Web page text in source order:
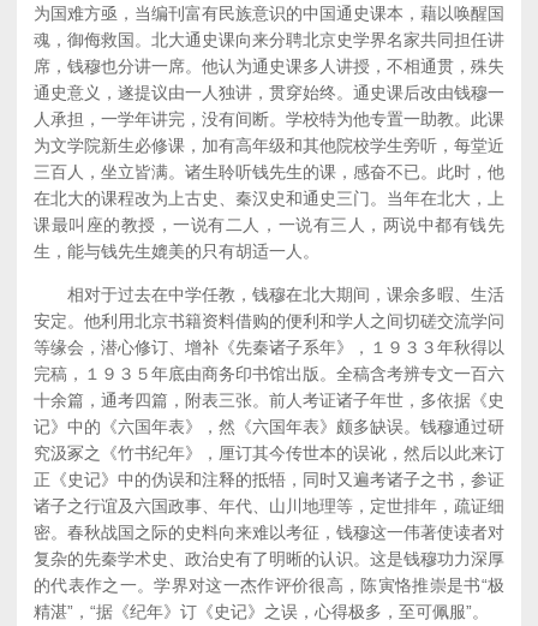
为国难方亟，当编刊富有民族意识的中国通史课本，藉以唤醒国
魂，御侮救国。北大通史课向来分聘北京史学界名家共同担任讲
席，钱穆也分讲一席。他认为通史课多人讲授，不相通贯，殊失
通史意义，遂提议由一人独讲，贯穿始终。通史课后改由钱穆一
人承担，一学年讲完，没有间断。学校特为他专置一助教。此课
为文学院新生必修课，加有高年级和其他院校学生旁听，每堂近
三百人，坐立皆满。诸生聆听钱先生的课，感奋不已。此时，他
在北大的课程改为上古史、秦汉史和通史三门。当年在北大，上
课最叫座的教授，一说有二人，一说有三人，两说中都有钱先
生，能与钱先生媲美的只有胡适一人。
相对于过去在中学任教，钱穆在北大期间，课余多暇、生活
安定。他利用北京书籍资料借购的便利和学人之间切磋交流学问
等缘会，潜心修订、增补《先秦诸子系年》，１９３３年秋得以
完稿，１９３５年底由商务印书馆出版。全稿含考辨专文一百六
十余篇，通考四篇，附表三张。前人考证诸子年世，多依据《史
记》中的《六国年表》，然《六国年表》颇多缺误。钱穆通过研
究汲冢之《竹书纪年》，厘订其今传世本的误讹，然后以此来订
正《史记》中的伪误和注释的抵牾，同时又遍考诸子之书，参证
诸子之行谊及六国政事、年代、山川地理等，定世排年，疏证细
密。春秋战国之际的史料向来难以考征，钱穆这一伟著使读者对
复杂的先秦学术史、政治史有了明晰的认识。这是钱穆功力深厚
的代表作之一。学界对这一杰作评价很高，陈寅恪推崇是书“极
精湛”，“据《纪年》订《史记》之误，心得极多，至可佩服”。